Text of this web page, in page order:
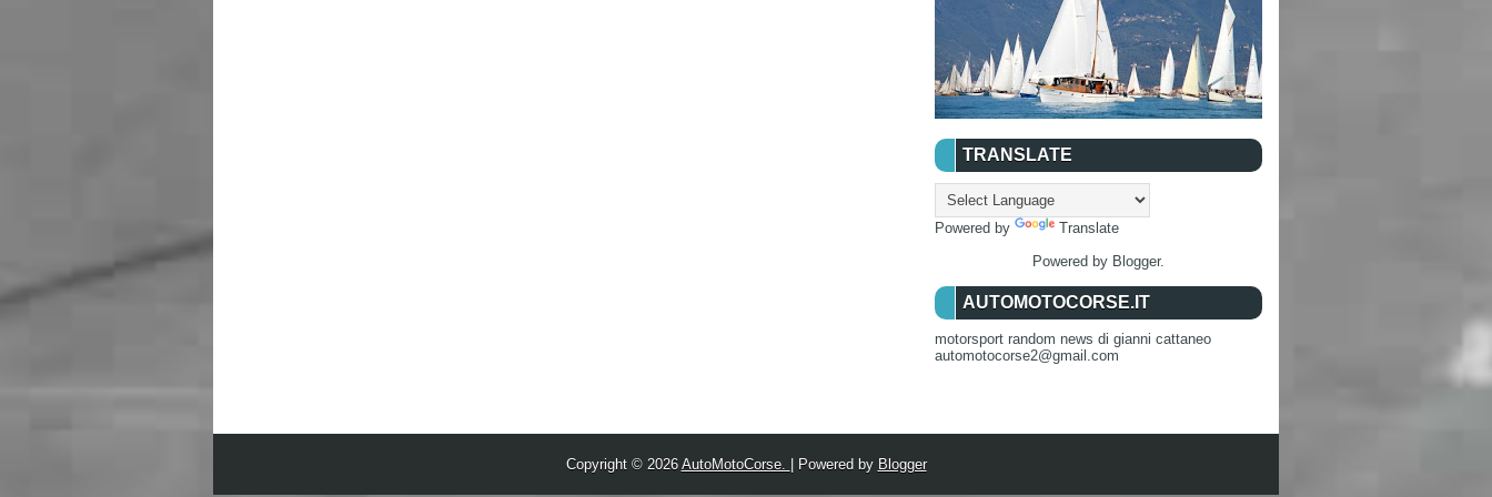
TRANSLATE
Powered by
Translate
Powered by Blogger.
AUTOMOTOCORSE.IT
motorsport random news di gianni cattaneo
automotocorse2@gmail.com
Copyright © 2026 AutoMotoCorse. | Powered by Blogger